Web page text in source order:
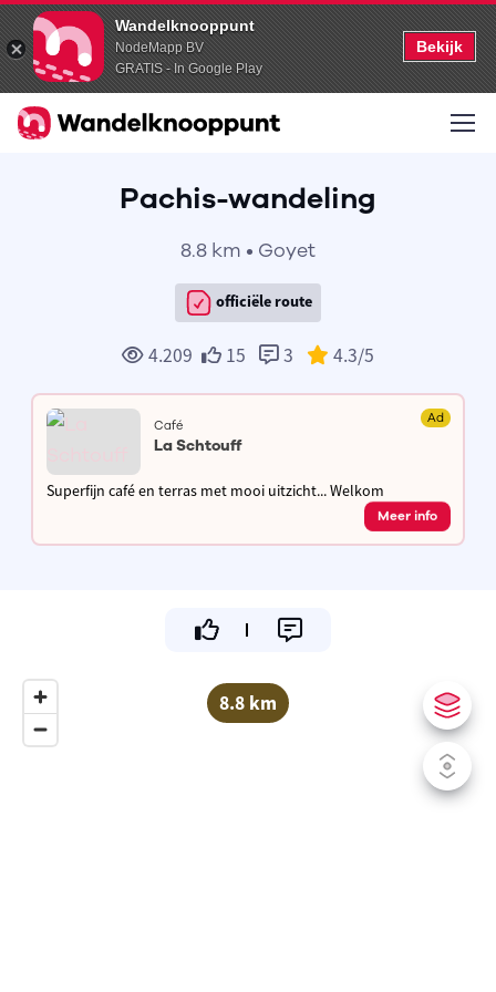
Wandelknooppunt
NodeMapp BV
GRATIS - In Google Play
Bekijk
Pachis-wandeling
8.8 km • Goyet
officiële route
4.209 15 3 4.3/5
Café Ad
La Schtouff
Superfijn café en terras met mooi uitzicht... Welkom
Meer info
8.8 km